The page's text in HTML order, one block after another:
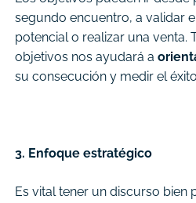
segundo encuentro, a validar
potencial o realizar una venta.
objetivos nos ayudará a
su consecución y medir el
3. Enfoque estratégico
Es vital tener un discurso bien